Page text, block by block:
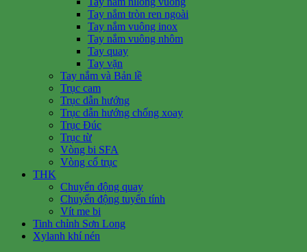
Tay nắm tròn ren ngoài
Tay nắm vuông inox
Tay nắm vuông nhôm
Tay quay
Tay vặn
Tay nắm và Bản lề
Trục cam
Trục dẫn hướng
Trục dẫn hướng chống xoay
Trục Đúc
Trục từ
Vòng bi SFA
Vòng cổ trục
THK
Chuyển động quay
Chuyển động tuyến tính
Vít me bi
Tinh chỉnh Sơn Long
Xylanh khí nén